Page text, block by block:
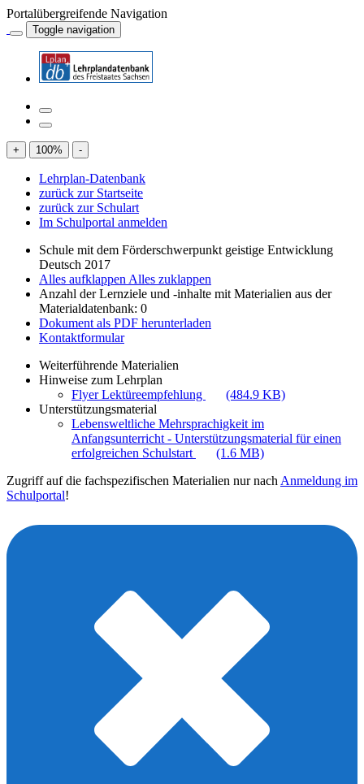
Portalübergreifende Navigation
Toggle navigation
+ 100% -
Lehrplan-Datenbank
zurück zur Startseite
zurück zur Schulart
Im Schulportal anmelden
Schule mit dem Förderschwerpunkt geistige Entwicklung
Deutsch 2017
Alles aufklappen Alles zuklappen
Anzahl der Lernziele und -inhalte mit Materialien aus der
Materialdatenbank: 0
Dokument als PDF herunterladen
Kontaktformular
Weiterführende Materialien
Hinweise zum Lehrplan
Flyer Lektüreempfehlung
(484.9 KB)
Unterstützungsmaterial
Lebensweltliche Mehrsprachigkeit im
Anfangsunterricht - Unterstützungsmaterial für einen
erfolgreichen Schulstart
(1.6 MB)
Zugriff auf die fachspezifischen Materialien nur nach Anmeldung im
Schulportal!